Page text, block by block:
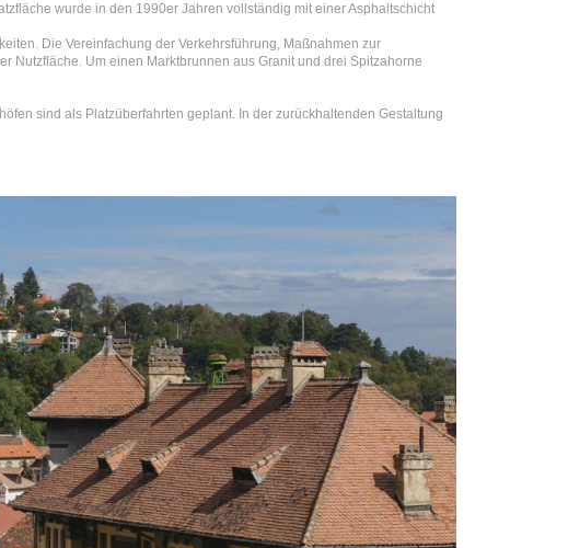
wurde in den 1990er Jahren vollständig mit einer Asphaltschicht
Die Vereinfachung der Verkehrsführung, Maßnahmen zur
Nutzfläche. Um einen Marktbrunnen aus Granit und drei Spitzahorne
sind als Platzüberfahrten geplant. In der zurückhaltenden Gestaltung